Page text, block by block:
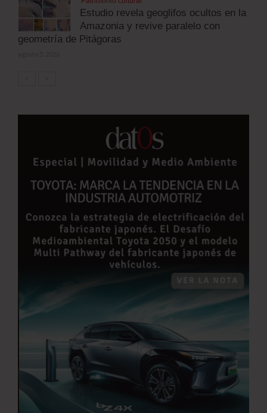
Estudio revela geoglifos ocultos en la
Amazonia y revive paralelo con
geometría de Pitágoras